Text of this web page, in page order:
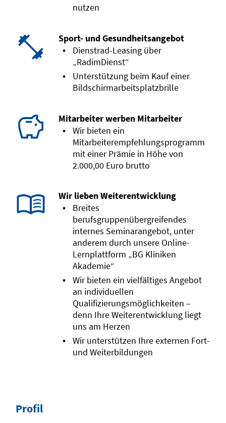
nutzen
Sport- und Gesundheitsangebot
Dienstrad-Leasing über
„RadimDienst“
Unterstützung beim Kauf einer
Bildschirmarbeitsplatzbrille
Mitarbeiter werben Mitarbeiter
Wir bieten ein
Mitarbeiterempfehlungsprogramm
mit einer Prämie in Höhe von
2.000,00 Euro brutto
Wir lieben Weiterentwicklung
Breites
berufsgruppenübergreifendes
internes Seminarangebot, unter
anderem durch unsere Online-
Lernplattform „BG Kliniken
Akademie“
Wir bieten ein vielfältiges Angebot
an individuellen
Qualifizierungsmöglichkeiten –
denn Ihre Weiterentwicklung liegt
uns am Herzen
Wir unterstützen Ihre externen Fort-
und Weiterbildungen
Profil